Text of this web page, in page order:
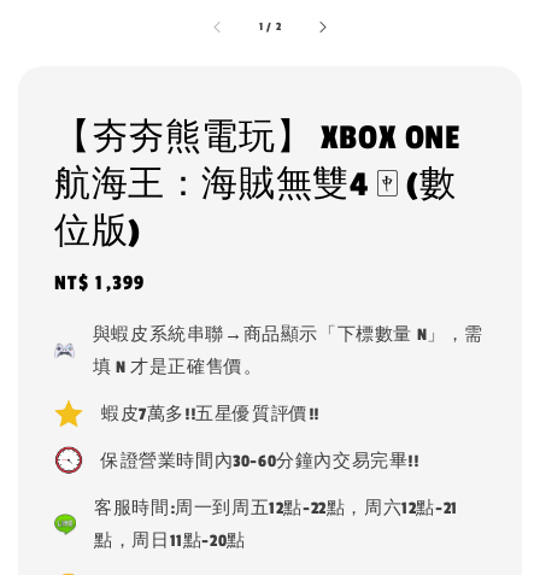
1 / 2
【夯夯熊電玩】 XBOX ONE
航海王：海賊無雙4 🀄 (數
位版)
Regular
NT$ 1,399
與蝦皮系統串聯→商品顯示「下標數量 N」，需
填 N 才是正確售價。
蝦皮7萬多!!五星優質評價!!
保證營業時間內30-60分鐘內交易完畢!!
客服時間:周一到周五12點-22點，周六12點-21
點，周日11點-20點